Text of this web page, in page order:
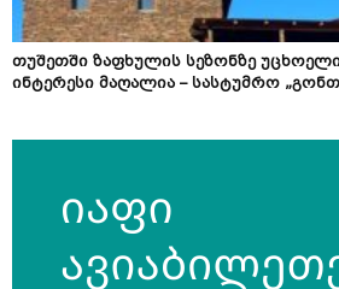
თუშეთში ზაფხულის სეზონზე
ინტერესი მაღალია – სასტუმრო